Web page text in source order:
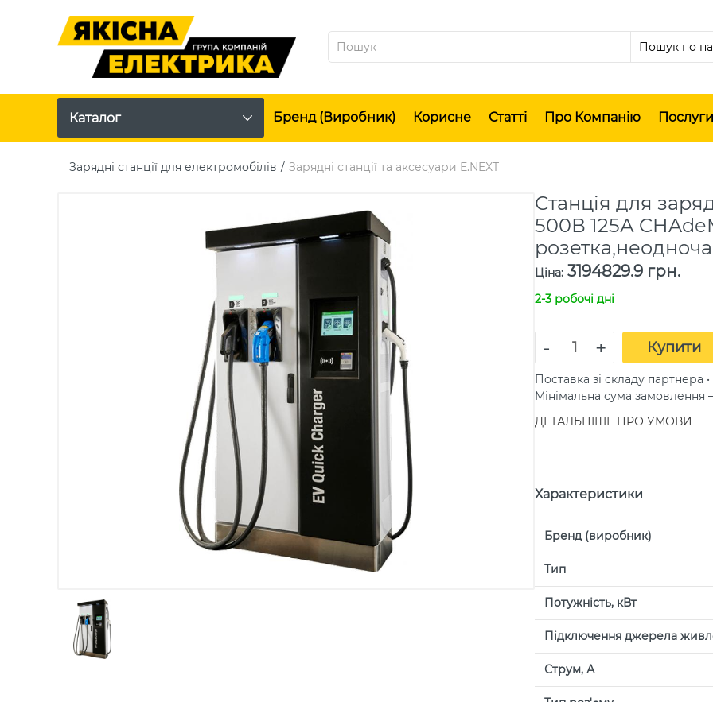
Каталог Бренд (виробник) Корисне Статті Про Компанію Послуги
Зарядні станції для електромобілів Зарядні станції та аксесуари E.NEXT
Станція для
500В 125А
Ціна: 3194829.9 грн.
2-3 робочі дні
- + Купити
Поставка зі складу партнера •
Мінімальна сума
ДЕТАЛЬНІШЕ ПРО УМОВИ
Характеристики
Бренд (виробник)
Тип
Потужність, кВт
Підключення джерела
Струм, А